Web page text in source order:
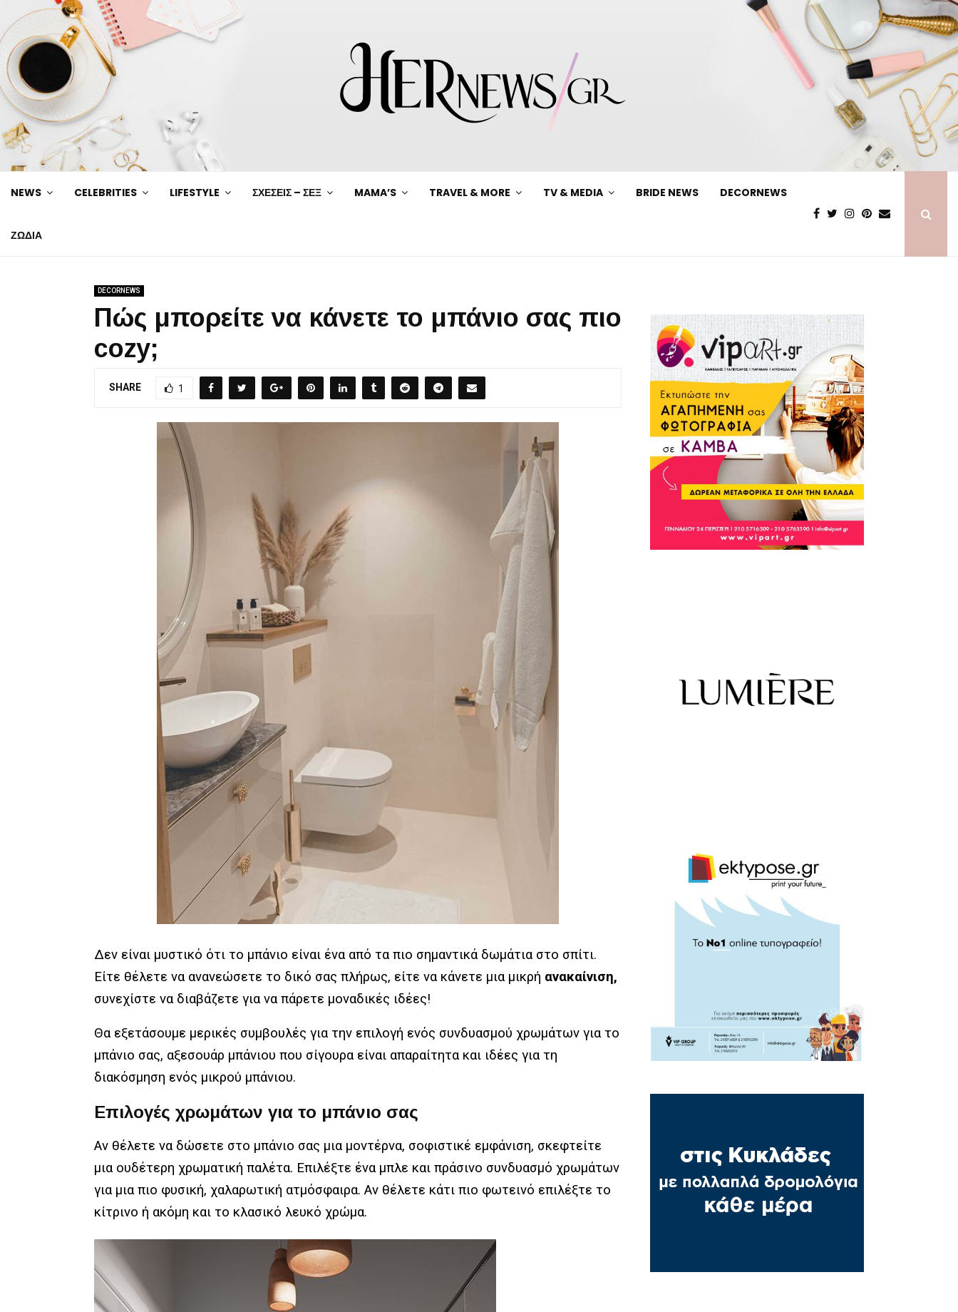
NEWS CELEBRITIES LIFESTYLE ΣΧΕΣΕΙΣ – ΣΕΞ MAMA’S TRAVEL & MORE TV & MEDIA BRIDE NEWS DECORNEWS
ΖΩΔΙΑ
DECORNEWS
Πώς μπορείτε να κάνετε το μπάνιο σας πιο
cozy;
SHARE 1
Δεν είναι μυστικό ότι το μπάνιο είναι ένα από τα πιο σημαντικά δωμάτια στο σπίτι.
Είτε θέλετε να ανανεώσετε το δικό σας πλήρως, είτε να κάνετε μια μικρή ανακαίνιση,
συνεχίστε να διαβάζετε για να πάρετε μοναδικές ιδέες!
Θα εξετάσουμε μερικές συμβουλές για την επιλογή ενός συνδυασμού χρωμάτων για το
μπάνιο σας, αξεσουάρ μπάνιου που σίγουρα είναι απαραίτητα και ιδέες για τη
διακόσμηση ενός μικρού μπάνιου.
Επιλογές χρωμάτων για το μπάνιο σας
Αν θέλετε να δώσετε στο μπάνιο σας μια μοντέρνα, σοφιστικέ εμφάνιση, σκεφτείτε
μια ουδέτερη χρωματική παλέτα. Επιλέξτε ένα μπλε και πράσινο συνδυασμό χρωμάτων
για μια πιο φυσική, χαλαρωτική ατμόσφαιρα. Αν θέλετε κάτι πιο φωτεινό επιλέξτε το
κίτρινο ή ακόμη και το κλασικό λευκό χρώμα.